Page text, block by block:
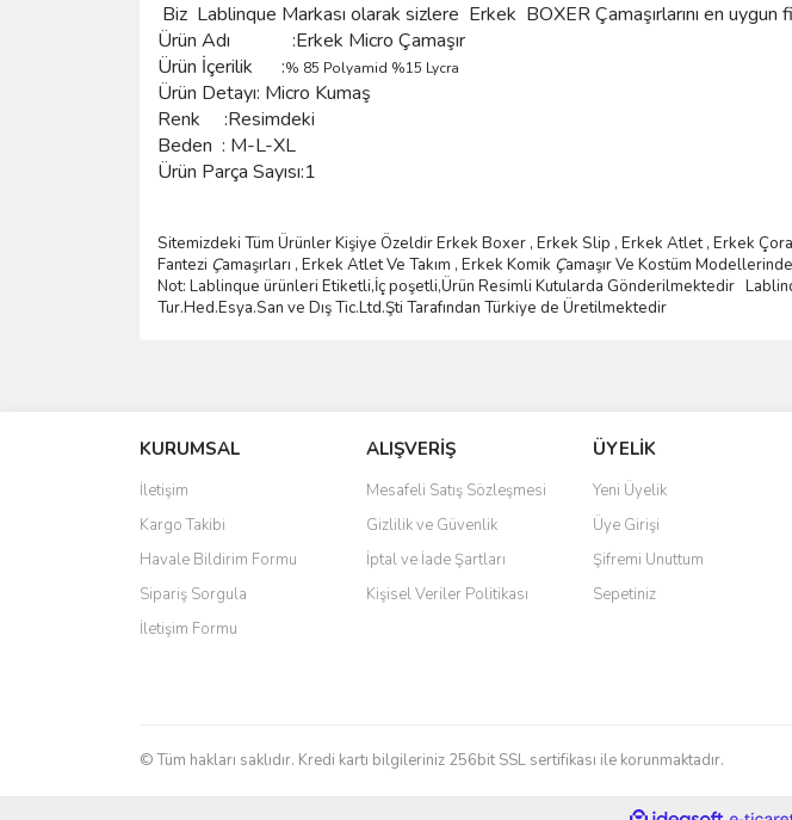
Biz Lablinque Markası olarak sizlere Erkek BOXER Çamaşırlarını en uygun
Ürün Adı :Erkek Micro Çamaşır
Ürün İçerilik :% 85 Polyamid %15 Lycra
Ürün Detayı: Micro Kumaş
Renk :Resimdeki
Beden : M-L-XL
Ürün Parça Sayısı:1
Sitemizdeki Tüm Ürünler Kişiye Özeldir Erkek Boxer , Erkek Slip , Erkek Atlet , Erkek Ç
Fantezi Çamaşırları , Erkek Atlet Ve Takım , Erkek Komik Çamaşır Ve Kostüm Modellerinde
Not: Lablinque ürünleri Etiketli,İç poşetli,Ürün Resimli Kutularda Gönderilmektedir
Tur.Hed.Esya.San ve DışTic.Ltd.Şti Tarafından Türkiye de Üretilmektedir
Ürün resmi kalitesiz, bozuk veya görüntülenemiyor.
Ürün açıklamasında eksik bilgiler bulunuyor.
Ürün bilgilerinde hatalar bulunuyor.
Ürün fiyatı diğer sitelerden daha pahalı.
Bu ürüne benzer farklı alternatifler olmalı.
KURUMSAL
İletişim
Kargo Takibi
Havale Bildirim Formu
Sipariş Sorgula
İletişim Formu
ALIŞVERİŞ
Mesafeli Satış Sözleşmesi
Gizlilik ve Güvenlik
İptal ve İade Şartları
Kişisel Veriler Politikası
ÜYELİK
Yeni Üyelik
Üye Girişi
Şifremi Unuttum
Sepetiniz
© Tüm hakları saklıdır. Kredi kartı bilgileriniz 256bit SSL sertifikası ile korunmaktadır.